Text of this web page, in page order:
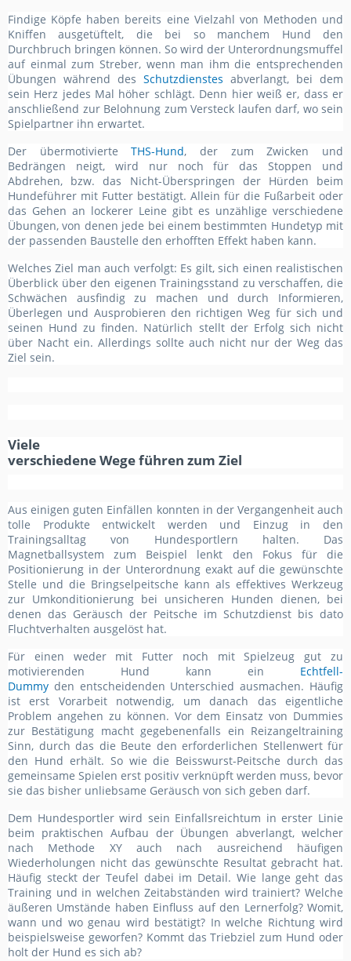
Findige Köpfe haben bereits eine Vielzahl von Methoden und
Kniffen ausgetüftelt, die bei so manchem Hund den
Durchbruch bringen können. So wird der Unterordnungsmuffel
auf einmal zum Streber, wenn man ihm die entsprechenden
Übungen während des Schutzdienstes abverlangt, bei dem
sein Herz jedes Mal höher schlägt. Denn hier weiß er, dass er
anschließend zur Belohnung zum Versteck laufen darf, wo sein
Spielpartner ihn erwartet.
Der übermotivierte
THS-Hund, der zum Zwicken und
Bedrängen neigt, wird nur noch für das Stoppen und
Abdrehen, bzw. das Nicht-Überspringen der Hürden beim
Hundeführer mit Futter bestätigt. Allein für die Fußarbeit oder
das Gehen an lockerer Leine gibt es unzählige verschiedene
Übungen, von denen jede bei einem bestimmten Hundetyp mit
der passenden Baustelle den erhofften Effekt haben kann.
Welches Ziel man auch verfolgt: Es gilt, sich einen realistischen
Überblick über den eigenen Trainingsstand zu verschaffen, die
Schwächen ausfindig zu machen und durch Informieren,
Überlegen und Ausprobieren den richtigen Weg für sich und
seinen Hund zu finden. Natürlich stellt der Erfolg sich nicht
über Nacht ein. Allerdings sollte auch nicht nur der Weg das
Ziel sein.
Viele
verschiedene Wege führen zum Ziel
Aus einigen guten Einfällen konnten in der Vergangenheit auch
tolle Produkte entwickelt werden und Einzug in den
Trainingsalltag von Hundesportlern halten. Das
Magnetballsystem zum Beispiel lenkt den Fokus für die
Positionierung in der Unterordnung exakt auf die gewünschte
Stelle und die Bringselpeitsche kann als effektives Werkzeug
zur Umkonditionierung bei unsicheren Hunden dienen, bei
denen das Geräusch der Peitsche im Schutzdienst bis dato
Fluchtverhalten ausgelöst hat.
Für einen weder mit Futter noch mit Spielzeug gut zu
motivierenden Hund kann ein
Echtfell-
Dummy den entscheidenden Unterschied ausmachen. Häufig
ist erst Vorarbeit notwendig, um danach das eigentliche
Problem angehen zu können. Vor dem Einsatz von Dummies
zur Bestätigung macht gegebenenfalls ein Reizangeltraining
Sinn, durch das die Beute den erforderlichen Stellenwert für
den Hund erhält. So wie die Beisswurst-Peitsche durch das
gemeinsame Spielen erst positiv verknüpft werden muss, bevor
sie das bisher unliebsame Geräusch von sich geben darf.
Dem Hundesportler wird sein Einfallsreichtum in erster Linie
beim praktischen Aufbau der Übungen abverlangt, welcher
nach Methode XY auch nach ausreichend häufigen
Wiederholungen nicht das gewünschte Resultat gebracht hat.
Häufig steckt der Teufel dabei im Detail. Wie lange geht das
Training und in welchen Zeitabständen wird trainiert? Welche
äußeren Umstände haben Einfluss auf den Lernerfolg? Womit,
wann und wo genau wird bestätigt? In welche Richtung wird
beispielsweise geworfen? Kommt das Triebziel zum Hund oder
holt der Hund es sich ab?